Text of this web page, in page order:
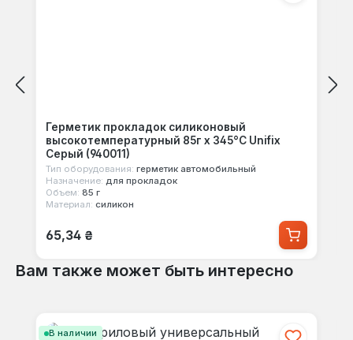
Герметик прокладок силиконовый
высокотемпературный 85г х 345°С Unifix
Серый (940011)
Тип оборудования: герметик автомобильный
Назначение: для прокладок
Объем: 85 г
Материал: силикон
Обычная цена:
65,34 ₴
Вам также может быть интересно
В наличии